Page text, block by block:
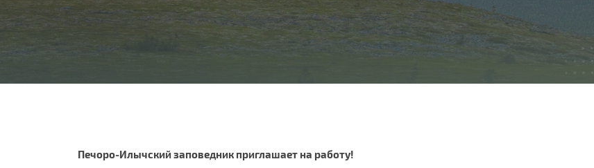
Печоро-Илычский заповедник приглашает на работу!